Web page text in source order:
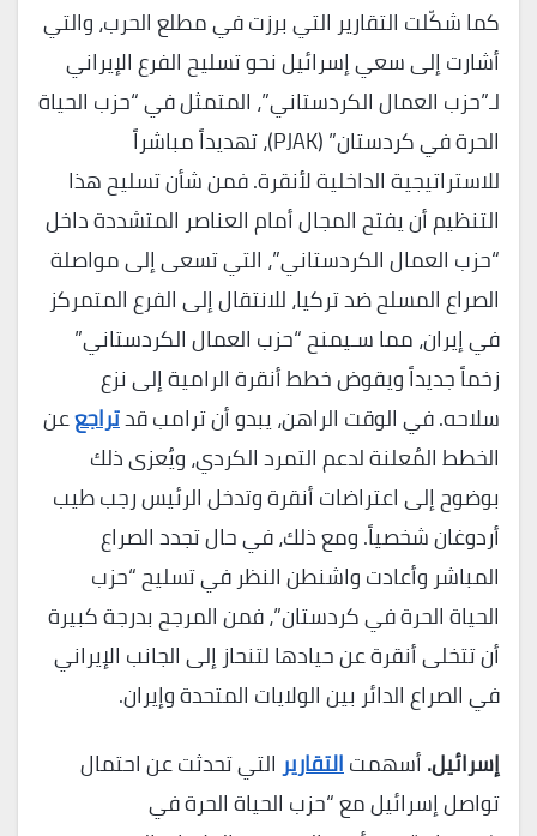
كما شكّلت التقارير التي برزت في مطلع الحرب، والتي
أشارت إلى سعي إسرائيل نحو تسليح الفرع الإيراني
لـ”حزب العمال الكردستاني”، المتمثل في “حزب الحياة
الحرة في كردستان” (PJAK)، تهديداً مباشراً
للاستراتيجية الداخلية لأنقرة. فمن شأن تسليح هذا
التنظيم أن يفتح المجال أمام العناصر المتشددة داخل
“حزب العمال الكردستاني”، التي تسعى إلى مواصلة
الصراع المسلح ضد تركيا، للانتقال إلى الفرع المتمركز
في إيران، مما سـيمنح “حزب العمال الكردستاني”
زخماً جديداً ويقوض خطط أنقرة الرامية إلى نزع
سلاحه. في الوقت الراهن، يبدو أن ترامب قدتراجععن
الخطط المُعلنة لدعم التمرد الكردي، ويُعزى ذلك
بوضوح إلى اعتراضات أنقرة وتدخل الرئيس رجب طيب
أردوغان شخصياً. ومع ذلك، في حال تجدد الصراع
المباشر وأعادت واشنطن النظر في تسليح “حزب
الحياة الحرة في كردستان”، فمن المرجح بدرجة كبيرة
أن تتخلى أنقرة عن حيادها لتنحاز إلى الجانب الإيراني
في الصراع الدائر بين الولايات المتحدة وإيران.
إسرائيل.أسهمتالتقارير التي تحدثت عن احتمال
تواصل إسرائيل مع “حزب الحياة الحرة في